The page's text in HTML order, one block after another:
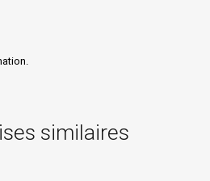
similaires